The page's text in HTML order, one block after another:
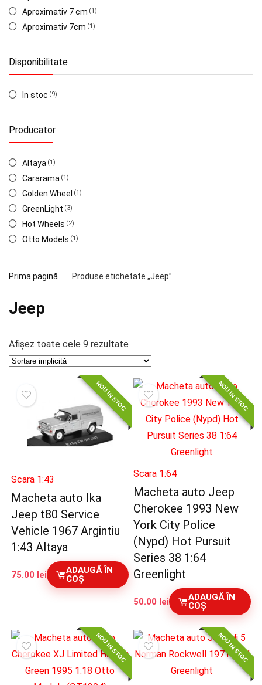
Aproximativ 7 cm (1)
Aproximativ 7cm (1)
Disponibilitate
In stoc (9)
Producator
Altaya (1)
Cararama (1)
Golden Wheel (1)
GreenLight (3)
Hot Wheels (2)
Otto Models (1)
Prima pagină Produse etichetate „Jeep”
Jeep
Afișez toate cele 9 rezultate
NOU IN STOC
Scara 1:43
Macheta auto Ika
Jeep t80 Service
Vehicle 1967 Argintiu
1:43 Altaya
75.00 lei
ADAUGĂ ÎN
COȘ
NOU IN STOC
Scara 1:64
Macheta auto Jeep
Cherokee 1993 New
York City Police
(Nypd) Hot Pursuit
Series 38 1:64
Greenlight
50.00 lei
ADAUGĂ ÎN
COȘ
NOU IN STOC NOU IN STOC